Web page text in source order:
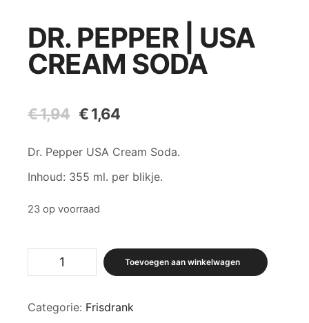
DR. PEPPER | USA
CREAM SODA
€1,94
Oorspronkelijke
€ 1,94.
€1,64
€ 1,64.
Dr. Pepper USA Cream Soda.
Inhoud: 355 ml. per blikje.
23 op voorraad
Pepper
Cream
Toevoegen aan winkelwagen
Categorie: Frisdrank